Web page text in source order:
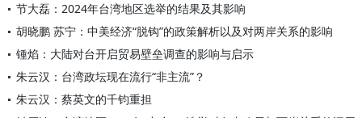
节大磊：2024年台湾地区选举的结果及其影响
胡晓鹏 苏宁：中美经济“脱钩”的政策解析以及对两岸关系的影响
锺焰：大陆对台开启贸易壁垒调查的影响与启示
朱云汉：台湾政坛现在流行“非主流”？
朱云汉：蔡英文的千钧重担